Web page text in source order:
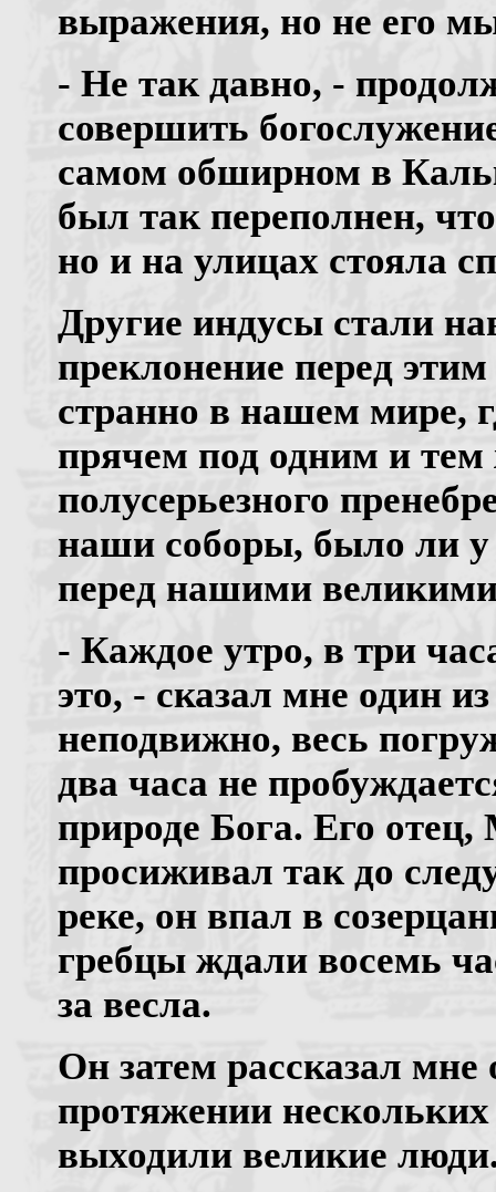
выражения, но не его
- Не так давно, -
совершить
самом обширном в
был так переполнен,
но и на улицах стояла
Другие индусы стали
преклонение перед
странно в нашем мире,
прячем под одним и
полусерьезного
наши соборы, было ли у
перед нашими
- Каждое утро, в три
это, - сказал мне один
неподвижно, весь
два часа не
природе Бога. Его
просиживал так до
реке, он впал в
гребцы ждали восемь
за весла.
Он затем рассказал
протяжении
выходили великие